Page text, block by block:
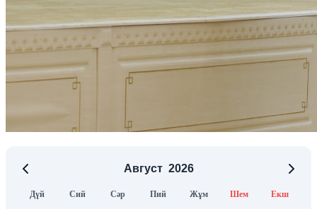
Август 2026
Дүй Сий Сәр Пий Жұм Шем Екш